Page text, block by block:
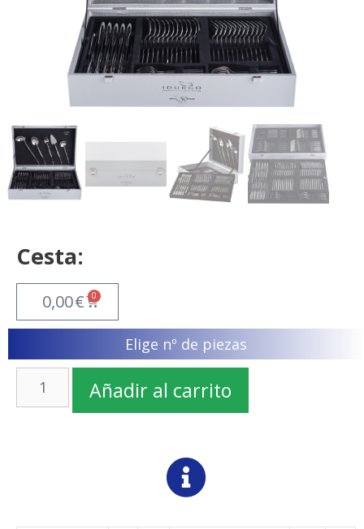
Cesta:
0,00€ 0
Elige nº de piezas
Añadir al carrito